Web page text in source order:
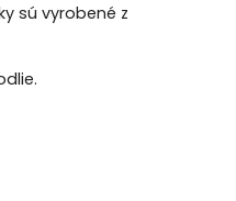
sú vyrobené z